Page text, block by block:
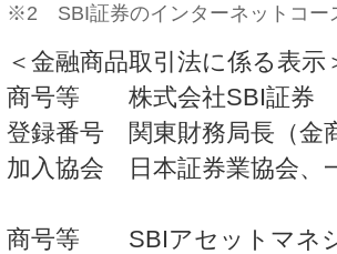
※2 SBI証券のインターネットコー
＜金融商品取引法に係る表示
商号等 株式会社SBI証券
登録番号 関東財務局長（金
加入協会 日本証券業協会、
商号等 SBIアセットマネ